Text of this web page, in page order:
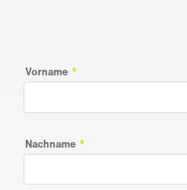
Vorname *
Nachname *